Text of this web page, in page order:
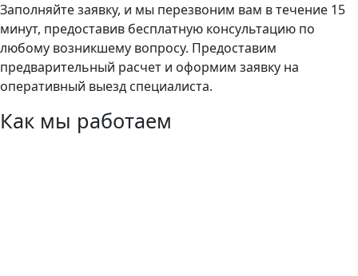
Заполняйте заявку, и мы перезвоним вам в течение 15
минут, предоставив бесплатную консультацию по
любому возникшему вопросу. Предоставим
предварительный расчет и оформим заявку на
оперативный выезд специалиста.
Как мы работаем